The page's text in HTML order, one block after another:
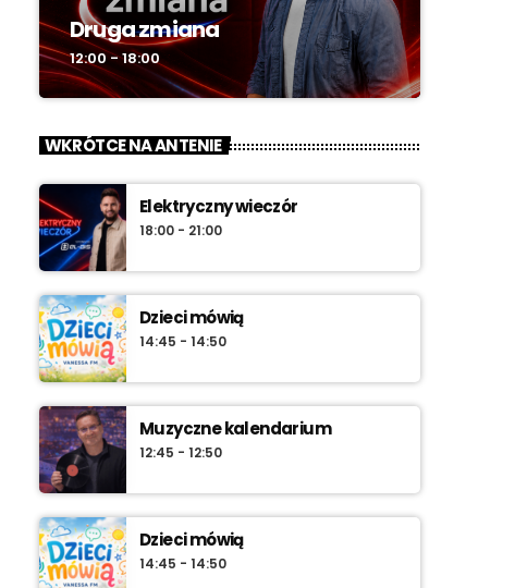
Druga zmiana
12:00 - 18:00
WKRÓTCE NA ANTENIE
Elektryczny wieczór
18:00 - 21:00
Dzieci mówią
14:45 - 14:50
Muzyczne kalendarium
12:45 - 12:50
Dzieci mówią
14:45 - 14:50